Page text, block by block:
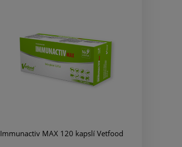
Immunactiv MAX 120 kapslí Vetfood